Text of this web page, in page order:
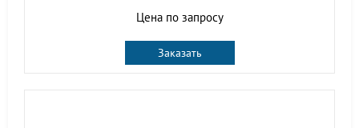
Цена по запросу
Заказать